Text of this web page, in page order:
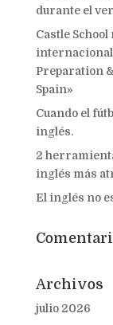
durante el
Castle
internacional
Preparation
Spain»
Cuando el
inglés.
2
inglés más
El inglés no
Archivos
julio 2026